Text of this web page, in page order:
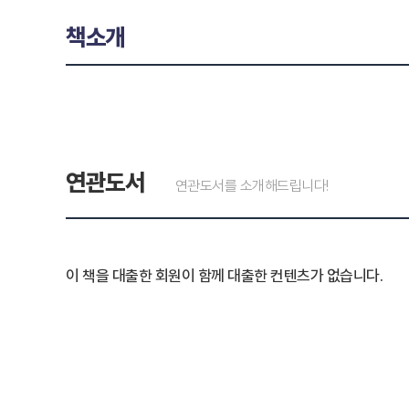
책소개
연관도서 연관도서를 소개해드립니다!
이 책을 대출한 회원이 함께 대출한 컨텐츠가 없습니다.